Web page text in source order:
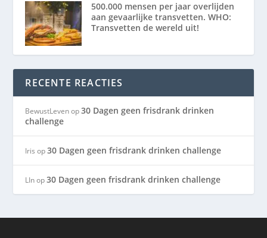
500.000 mensen per jaar overlijden
aan gevaarlijke transvetten. WHO:
Transvetten de wereld uit!
RECENTE REACTIES
BewustLevenop30 Dagen geen frisdrank drinken
challenge
Iris op30 Dagen geen frisdrank drinken challenge
LInop30 Dagen geen frisdrank drinken challenge